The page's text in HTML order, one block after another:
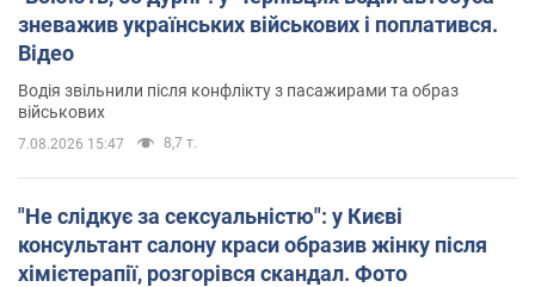
зневажив українських військових і поплатився.
Відео
Водія звільнили після конфлікту з пасажирами та образ
військових
7.08.2026 15:47 8,7 т.
"Не слідкує за сексуальністю": у Києві
консультант салону краси образив жінку після
хімієтерапії, розгорівся скандал. Фото